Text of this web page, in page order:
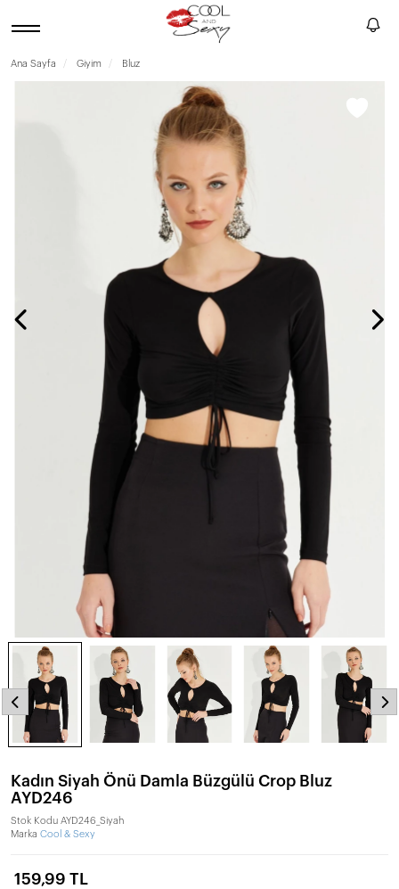
Ana Sayfa Giyim Bluz
Kadın Siyah Önü Damla Büzgülü Crop Bluz
AYD246
Stok Kodu AYD246_Siyah
Marka Cool & Sexy
159,99 TL